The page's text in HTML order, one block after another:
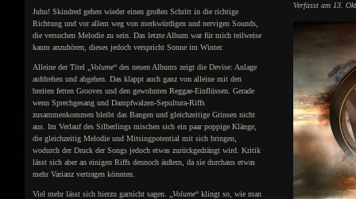
Verfasst am 13.
Juhu! Skindred gehen wieder einen großen Schritt in die richtige
Richtung und vor allem weg von merkwürdigen und nervigen Sounds,
die versuchen Melodie zu sein. Das letzte Album war für mich teilweise
kaum anzuhören, dieses jedoch verspricht Sonne im Winter.
Alleine der Titel „ Volume“ des neuen Albums zeigt die Devise: Anlage
aufdrehen und abgehen. Das klappt auch ganz von alleine mit den
breiten fetten Grooves und den gewohnten Reggae-Einflüssen. Gerade
wenn Sprechgesang und Dampfwalzen-Sepultura-Riffs
zusammenkommen bleibt das Bangen und gleichzeitige Grinsen nicht
aus. Im Verlauf des Silberlings mischen sich ein paar poppige Klänge,
die gleichzeitig Melodie und Mitsingpotential mit sich bringen,
wodurch der Druck der Songs jedoch etwas zurückgedrängt wird. Kritik
lässt sich aber an einigen Riffs dennoch äußern, da sie durchaus etwas
mehr Varianz vertragen könnten.
Viel mehr lässt sich hierzu garnicht sagen. „ Volume“ klingt so, wie man